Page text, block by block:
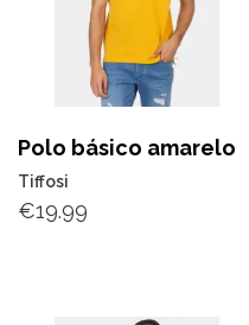
Polo básico amarelo
Tiffosi
€19.99